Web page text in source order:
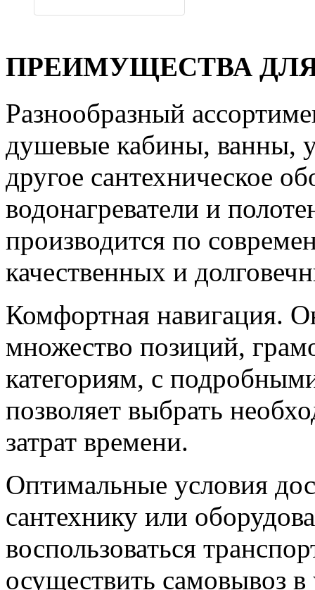
ПРЕИМУЩЕСТВА
Разнообразный
душевые кабины, ванны,
другое сантехническое
водонагреватели и
производится по
качественных и
Комфортная навигация.
множество позиций,
категориям, с
позволяет выбрать
затрат времени.
Оптимальные условия
сантехнику или
воспользоваться
осуществить самовывоз